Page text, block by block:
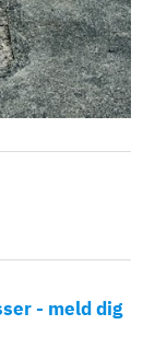
- meld dig